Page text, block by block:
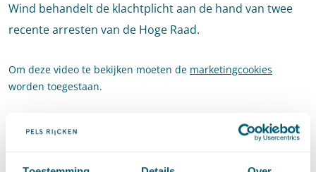
Wind behandelt de klachtplicht aan de hand van twee
recente arresten van de Hoge Raad.
Om deze video te bekijken moeten de marketingcookies
worden toegestaan.